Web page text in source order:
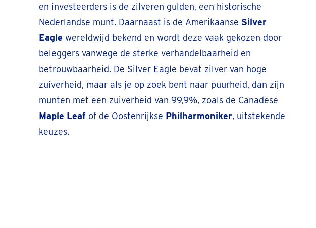
en investeerders is de zilveren gulden, een historische
Nederlandse munt. Daarnaast is de Amerikaanse Silver
Eagle wereldwijd bekend en wordt deze vaak gekozen door
beleggers vanwege de sterke verhandelbaarheid en
betrouwbaarheid. De Silver Eagle bevat zilver van hoge
zuiverheid, maar als je op zoek bent naar puurheid, dan zijn
munten met een zuiverheid van 99,9%, zoals de Canadese
Maple Leaf of de Oostenrijkse Philharmoniker, uitstekende
keuzes.